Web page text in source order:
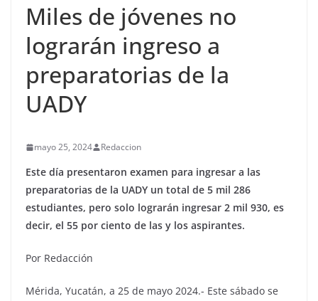
Miles de jóvenes no
lograrán ingreso a
preparatorias de la
UADY
mayo 25, 2024 Redaccion
Este día presentaron examen para ingresar a las
preparatorias de la UADY un total de 5 mil 286
estudiantes, pero solo lograrán ingresar 2 mil 930, es
decir, el 55 por ciento de las y los aspirantes.
Por Redacción
Mérida, Yucatán, a 25 de mayo 2024.- Este sábado se